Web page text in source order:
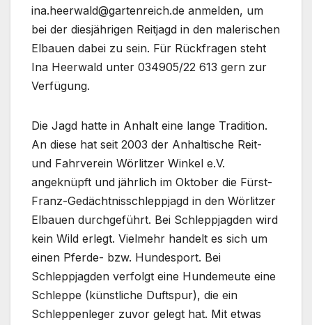
ina.heerwald@gartenreich.de anmelden, um
bei der diesjährigen Reitjagd in den malerischen
Elbauen dabei zu sein. Für Rückfragen steht
Ina Heerwald unter 034905/22 613 gern zur
Verfügung.
Die Jagd hatte in Anhalt eine lange Tradition.
An diese hat seit 2003 der Anhaltische Reit-
und Fahrverein Wörlitzer Winkel e.V.
angeknüpft und jährlich im Oktober die Fürst-
Franz-Gedächtnisschleppjagd in den Wörlitzer
Elbauen durchgeführt. Bei Schleppjagden wird
kein Wild erlegt. Vielmehr handelt es sich um
einen Pferde- bzw. Hundesport. Bei
Schleppjagden verfolgt eine Hundemeute eine
Schleppe (künstliche Duftspur), die ein
Schleppenleger zuvor gelegt hat. Mit etwas